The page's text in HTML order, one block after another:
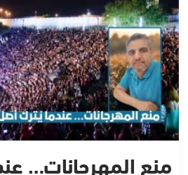
منع المهرجانات…